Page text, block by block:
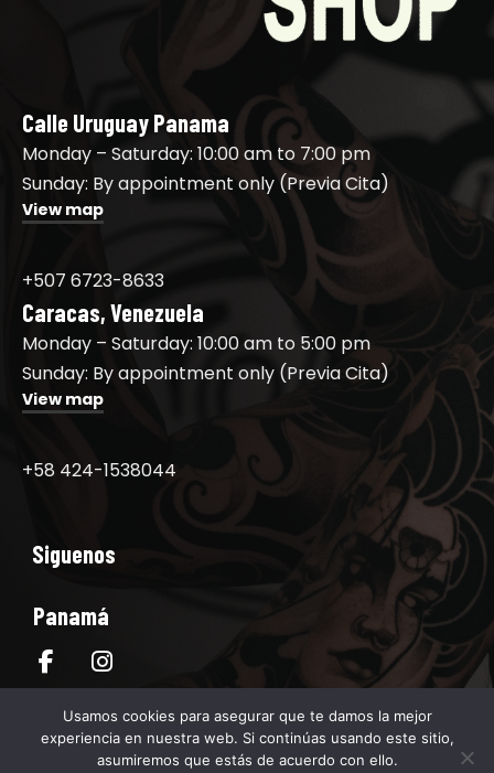
Calle Uruguay Panama
Monday – Saturday: 10:00 am to 7:00 pm
Sunday: By appointment only (Previa Cita)
View map
+507 6723-8633
Caracas, Venezuela
Monday – Saturday: 10:00 am to 5:00 pm
Sunday: By appointment only (Previa Cita)
View map
+58 424-1538044
Siguenos
Panamá
Usamos cookies para asegurar que te damos la mejor
experiencia en nuestra web. Si continúas usando este sitio,
asumiremos que estás de acuerdo con ello.
Pide cita